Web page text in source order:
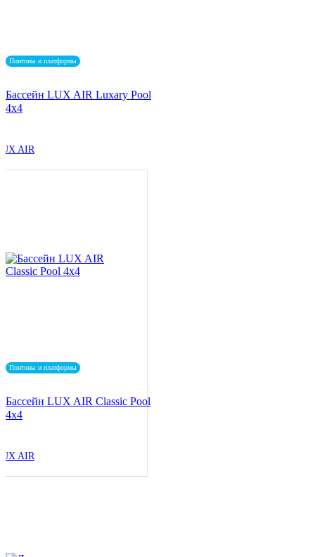
Понтоны и платформы
Бассейн LUX AIR Luxary Pool
4x4
AIR
Понтоны и платформы
Бассейн LUX AIR Classic Pool
4x4
AIR